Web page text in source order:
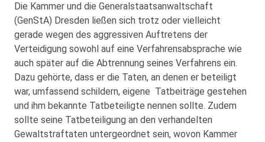
Die Kammer und die Generalstaatsanwaltschaft
(GenStA) Dresden ließen sich trotz oder vielleicht
gerade wegen des aggressiven Auftretens der
Verteidigung sowohl auf eine Verfahrensabsprache wie
auch später auf die Abtrennung seines Verfahrens ein.
Dazu gehörte, dass er die Taten, an denen er beteiligt
war, umfassend schildern, eigene Tatbeiträge gestehen
und ihm bekannte Tatbeteiligte nennen sollte. Zudem
sollte seine Tatbeteiligung an den verhandelten
Gewaltstraftaten untergeordnet sein, wovon Kammer